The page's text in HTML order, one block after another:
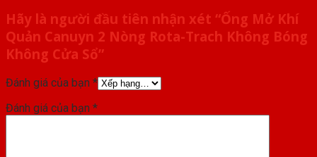
Hãy là người đầu tiên nhận xét “Ống Mở Khí
Quản Canuyn 2 Nòng Rota-Trach Không Bóng
Không Cửa Sổ”
Đánh giá của bạn *
Đánh giá của bạn *